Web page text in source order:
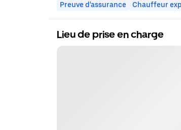
Preuve d'assurance Chauffeur
Lieu de prise en charge